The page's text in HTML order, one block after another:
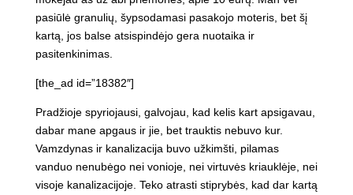
pasiūlė granulių, šypsodamasi pasakojo moteris, bet šį
kartą, jos balse atsispindėjo gera nuotaika ir
pasitenkinimas.
[the_ad id=”18382″]
Pradžioje spyriojausi, galvojau, kad kelis kart apsigavau,
dabar mane apgaus ir jie, bet trauktis nebuvo kur.
Vamzdynas ir kanalizacija buvo užkimšti, pilamas
vanduo nenubėgo nei vonioje, nei virtuvės kriauklėje, nei
visoje kanalizacijoje. Teko atrasti stiprybės, kad dar kartą